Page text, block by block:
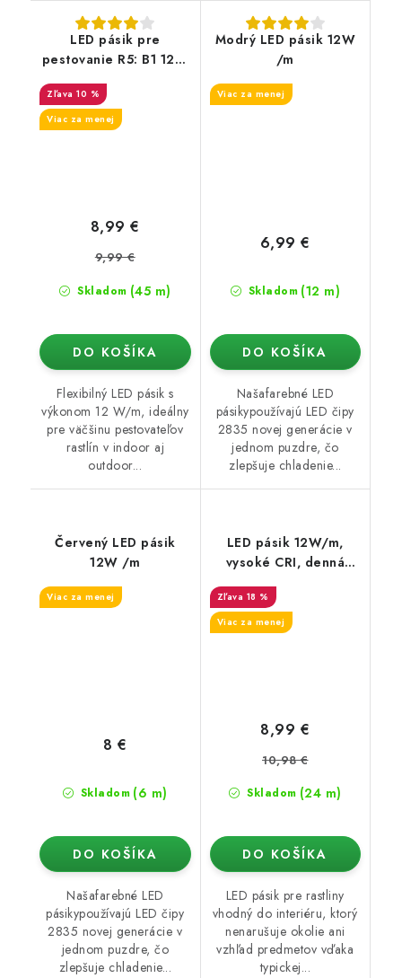
LED pásik pre
pestovanie R5: B1 12W
/m
10 %
Viac za menej
Skladom (45 m)
8,99 €
9,99 €
DO KOŠÍKA
Flexibilný LED pásik s
výkonom 12 W/m, ideálny
pre väčšinu pestovateľov
rastlín v indoor aj
outdoor...
Modrý LED pásik 12W
/m
Viac za menej
Skladom (12 m)
6,99 €
DO KOŠÍKA
Našafarebné LED
pásikypoužívajú LED čipy
2835 novej generácie v
jednom puzdre, čo
zlepšuje chladenie...
Červený LED pásik
12W /m
Viac za menej
Skladom (6 m)
8 €
DO KOŠÍKA
Našafarebné LED
pásikypoužívajú LED čipy
2835 novej generácie v
jednom puzdre, čo
zlepšuje chladenie...
LED pásik 12W/m,
vysoké CRI, denná
18 %
Viac za menej
Skladom (24 m)
8,99 €
10,98 €
DO KOŠÍKA
LED pásik pre rastliny
vhodný do interiéru, ktorý
nenarušuje okolie ani
vzhľad predmetov vďaka
typickej...